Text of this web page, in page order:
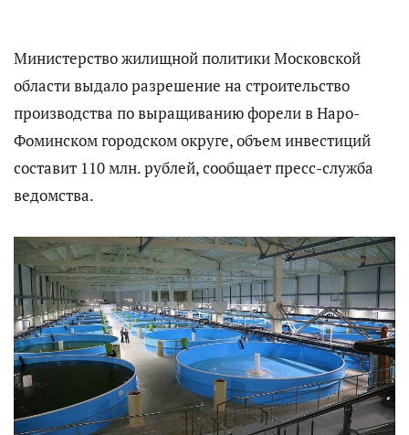
Министерство жилищной политики Московской
области выдало разрешение на строительство
производства по выращиванию форели в Наро-
Фоминском городском округе, объем инвестиций
составит 110 млн. рублей, сообщает пресс-служба
ведомства.